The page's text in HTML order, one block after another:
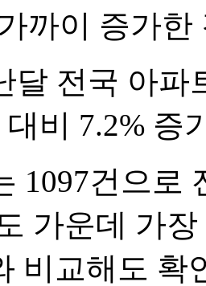
까이 증가
달 전국 아파
대비 7.2% 증
1097건으로
가운데 가
비교해도 확